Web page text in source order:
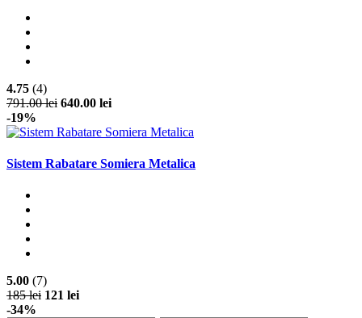
4.75 (4)
791.00 lei 640.00 lei
-19%
Sistem Rabatare Somiera Metalica
5.00 (7)
185 lei 121 lei
-34%